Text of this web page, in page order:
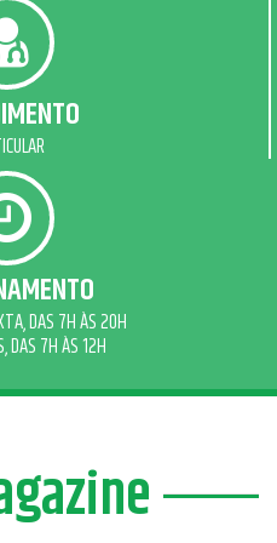
DAS 7H ÀS 20H
DAS 7H ÀS 12H